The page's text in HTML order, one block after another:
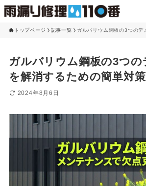
トップページ 記事一覧 ガルバリウム鋼板の3つの
ガルバリウム鋼板の3つの
を解消するための簡単対策
2024年8月6日